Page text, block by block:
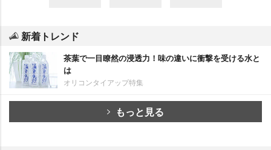
新着トレンド
茶葉で一目瞭然の浸透力！味の違いに衝撃を受ける水と
は
オリコンタイアップ特集
もっと見る